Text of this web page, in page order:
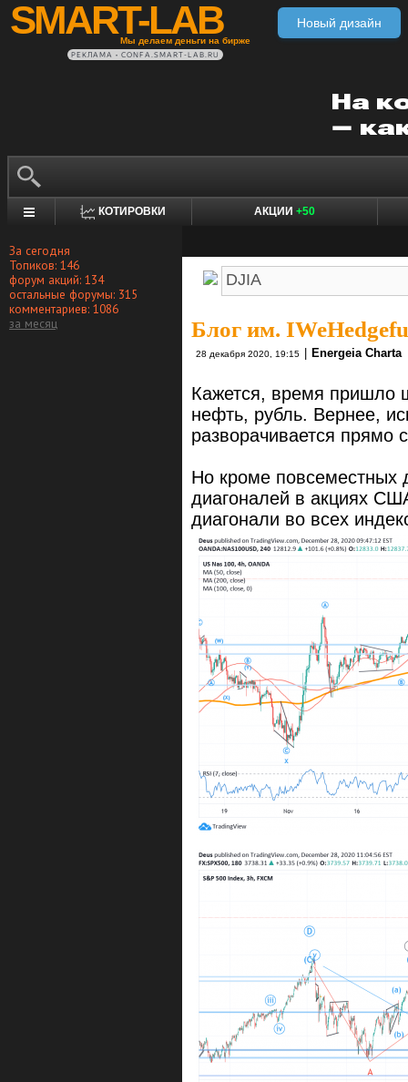
SMART-LAB
Мы делаем деньги на бирже
Новый дизайн
РЕКЛАМА • CONFA.SMART-LAB.RU
КОТИРОВКИ АКЦИИ +50
За сегодня
Топиков: 146
форум акций: 134
остальные форумы: 315
комментариев: 1086
за месяц
Блог им.
28 декабря 2020, 19:15 Energeia Charta
Кажется, время пришло
нефть, рубль. Вернее,
разворачивается прямо
Но кроме повсеместных
диагоналей в акциях
диагонали во всех